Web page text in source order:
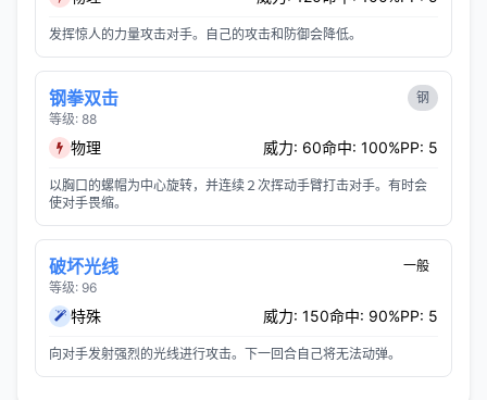
发挥惊人的力量攻击对手。自己的攻击和防御会降低。
钢拳双击
等级: 88
钢
物理 威力: 60命中: 100%PP: 5
以胸口的螺帽为中心旋转，并连续２次挥动手臂打击对手。有时会
使对手畏缩。
破坏光线
等级: 96
一般
特殊 威力: 150命中: 90%PP: 5
向对手发射强烈的光线进行攻击。下一回合自己将无法动弹。